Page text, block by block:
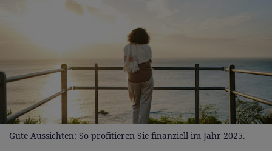
Gute Aussichten: So profitieren Sie finanziell im Jahr 2025.